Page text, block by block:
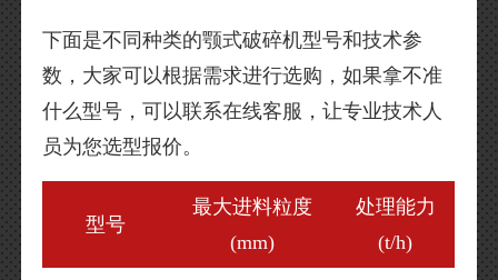
下面是不同种类的颚式破碎机型号和技术参
数，大家可以根据需求进行选购，如果拿不准
什么型号，可以联系在线客服，让专业技术人
员为您选型报价。
型号
最大进料粒度
(mm)
处理能力
(t/h)